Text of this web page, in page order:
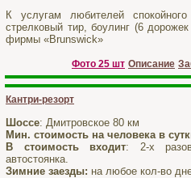
К услугам любителей
стрелковый тир, боулинг (6
фирмы «Brunswick»
Фото 25 шт Описание
Кантри-резорт
Шоссе: Дмитровское 80 км
Мин. стоимость на человека в
В стоимость входит: 2-х
автостоянка.
Зимние заезды: на любое кол-во